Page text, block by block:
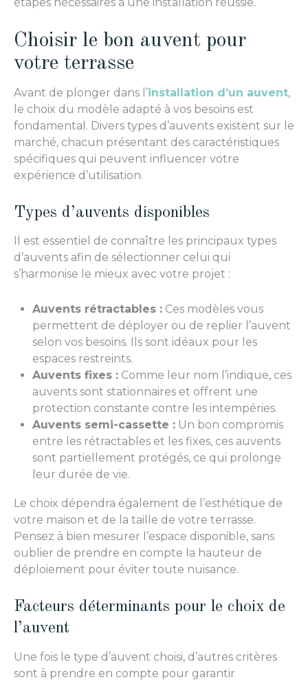
étapes nécessaires à une installation réussie.
Choisir le bon auvent pour
votre terrasse
Avant de plonger dans l’installation d’un auvent,
le choix du modèle adapté à vos besoins est
fondamental. Divers types d’auvents existent sur le
marché, chacun présentant des caractéristiques
spécifiques qui peuvent influencer votre
expérience d’utilisation.
Types d’auvents disponibles
Il est essentiel de connaître les principaux types
d’auvents afin de sélectionner celui qui
s’harmonise le mieux avec votre projet :
Auvents rétractables : Ces modèles vous
permettent de déployer ou de replier l’auvent
selon vos besoins. Ils sont idéaux pour les
espaces restreints.
Auvents fixes : Comme leur nom l’indique, ces
auvents sont stationnaires et offrent une
protection constante contre les intempéries.
Auvents semi-cassette : Un bon compromis
entre les rétractables et les fixes, ces auvents
sont partiellement protégés, ce qui prolonge
leur durée de vie.
Le choix dépendra également de l’esthétique de
votre maison et de la taille de votre terrasse.
Pensez à bien mesurer l’espace disponible, sans
oublier de prendre en compte la hauteur de
déploiement pour éviter toute nuisance.
Facteurs déterminants pour le choix de
l’auvent
Une fois le type d’auvent choisi, d’autres critères
sont à prendre en compte pour garantir